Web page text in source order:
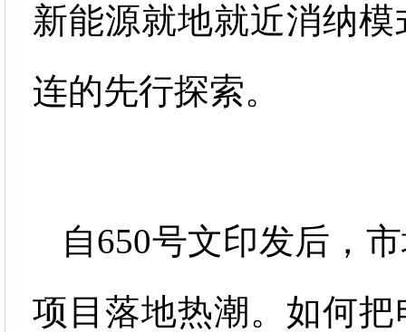
新能源就地就近消纳
连的先行探索。
自650号文印发后，
项目落地热潮。如何